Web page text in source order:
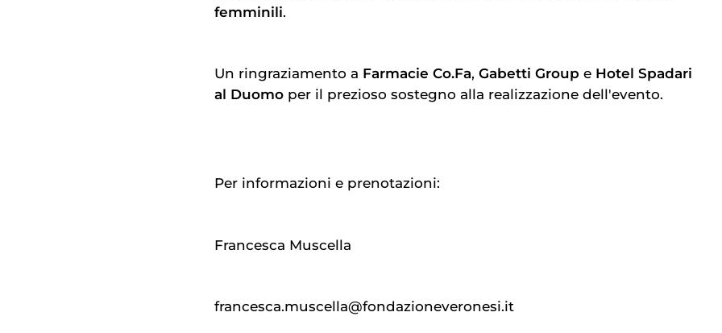
femminili.
Un ringraziamento a Farmacie Co.Fa, Gabetti Group e Hotel Spadari
al Duomo per il prezioso sostegno alla realizzazione dell'evento.
Per informazioni e prenotazioni:
Francesca Muscella
francesca.muscella@fondazioneveronesi.it